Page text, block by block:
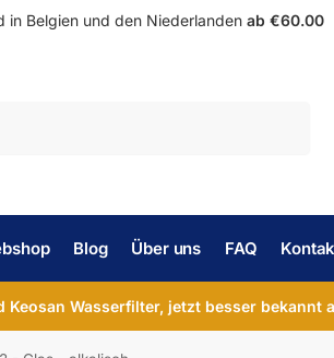
in Belgien und den Niederlanden ab €60.00
Blog Über uns FAQ
Wasserfilter, jetzt besser bekannt